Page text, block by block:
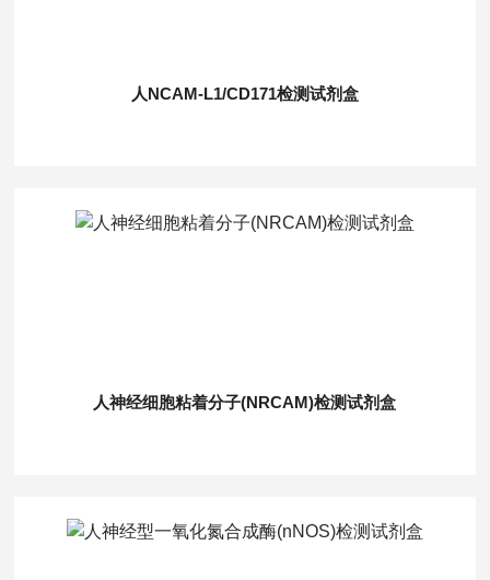
人NCAM-L1/CD171检测试剂盒
人神经细胞粘着分子(NRCAM)检测试剂盒